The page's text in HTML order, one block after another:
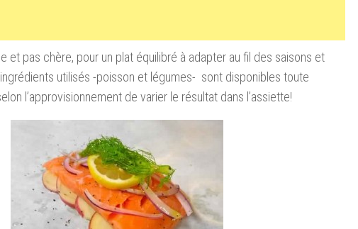
et pas chère, pour un plat équilibré à adapter au fil des saisons et
utilisés -poisson et légumes- sont disponibles toute
l’approvisionnement de varier le résultat dans l’assiette!